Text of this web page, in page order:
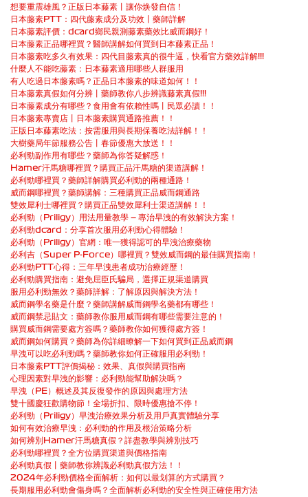
想要重震雄風？正版日本藤素丨讓你焕發自信！
日本藤素PTT：四代藤素成分及功效丨藥師詳解
日本藤素評價：dcard鄉民親測藤素藥效比威而鋼好！
日本藤素正品哪裡買？醫師講解如何買到日本藤素正品！
日本藤素吃多久有效果：四代目藤素真的很牛逼，快看官方藥效詳解!!!
什麼人不能吃藤素：日本藤素適用哪些人群服用
有人吃過日本藤素嗎？正品日本藤素的味道如何！！
日本藤素真假如何分辨丨藥師教你八步辨識藤素真假!!!
日本藤素成分有哪些？食用會有依賴性嗎丨民眾必讀！！
日本藤素專賣店丨日本藤素購買通路推薦！！
正版日本藤素吃法：按需服用與長期保養吃法詳解！！
大樹藥局年節服務公告丨春節優惠大放送！！
必利勁副作用有哪些？藥師為你答疑解惑！
Hamer汗馬糖哪裡買？購買正品汗馬糖的渠道講解！
必利勁哪裡買？藥師詳解購買必利勁的兩種通路！
威而鋼哪裡買？藥師講解：三種購買正品威而鋼通路
雙效犀利士哪裡買？購買正品雙效犀利士渠道講解！！
必利勁（Priligy）用法用量教學 — 專治早洩的有效解決方案！
必利勁dcard：分享首次服用必利勁心得體驗！
必利勁（Priligy）官網：唯一獲得認可的早洩治療藥物
必利吉（Super P-Force）哪裡買？雙效威而鋼的最佳購買指南！
必利勁PTT心得：三年早洩患者成功治療經歷！
必利勁購買指南：避免屈臣氏騙局，選擇正規渠道購買
服用必利勁無效？藥師詳解：了解原因與解決方法！
威而鋼學名藥是什麼？藥師講解威而鋼學名藥都有哪些！
威而鋼禁忌貼文：藥師教你服用威而鋼有哪些需要注意的！
購買威而鋼需要處方簽嗎？藥師教你如何獲得處方簽！
威而鋼如何購買？藥師為你詳細瞭解一下如何買到正品威而鋼
早洩可以吃必利勁嗎？藥師教你如何正確服用必利勁！
日本藤素PTT評價揭秘：效果、真假與購買指南
心理因素對早洩的影響：必利勁能幫助解決嗎？
早洩（PE）概述及其反復發作的原因與處理方法
雙十國慶狂歡購物節！全場折扣、限時優惠搶不停！
必利勁（Priligy）早洩治療效果分析及用戶真實體驗分享
如何有效治療早洩：必利勁的作用及根治策略分析
如何辨別Hamer汗馬糖真假？詳盡教學與辨別技巧
必利勁哪裡買？全方位購買渠道與價格指南
必利勁真假丨藥師教你辨識必利勁真假方法！！
2024年必利勁價格全面解析：如何以最划算的方式購買？
長期服用必利勁會傷身嗎？全面解析必利勁的安全性與正確使用方法